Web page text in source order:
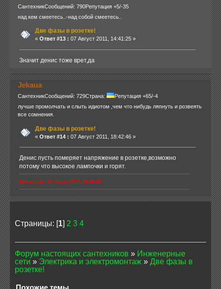
СантехникСообщений: 790Репутация +5/-35
над кем смеетесь..-над собой смеетесь..
Две фазы в розетке!
« Ответ #13 : 07 Август 2011, 14:41:25 »
Значит денис тоже врет,да
Jekaua
СантехникСообщений: 729Страна:
Репутация +65/-4
лучше промолчать и слыть идиотом ,чем что нибудь ляпнуть и розвеять
все сомнения.
Две фазы в розетке!
« Ответ #14 : 07 Август 2011, 18:42:46 »
Денис пусть померяет напряжение в розетке,возможно
потому что высокое лампочки и горят.
Добавлено: 07 Август 2011, 18:43:42
Страницы: [1] 2 3 4
Форум настоящих сантехников » Инженерные
сети » Электрика и электромонтаж » Две фазы в
розетке!
Похожие темы